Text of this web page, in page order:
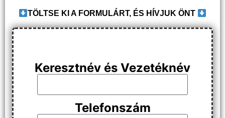
TÖLTSE KI A FORMULÁRT, ÉS HÍVJUK ÖNT
Keresztnév és Vezetéknév
Telefonszám